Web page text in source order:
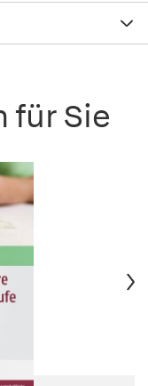
für Sie